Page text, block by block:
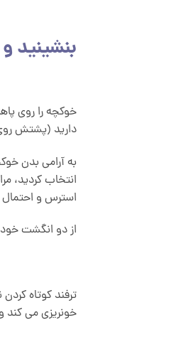
بنشینید
خوکچه را روی
دارید (پشتش
به آرامی بدن
انتخاب کردید،
استرس و احتمال
از دو انگشت
ترفند کوتاه
خونریزی می